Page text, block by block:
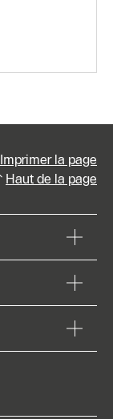
Imprimer la page
Haut de la page